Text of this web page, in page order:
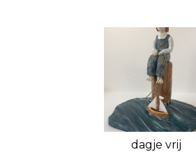
dagje vrij